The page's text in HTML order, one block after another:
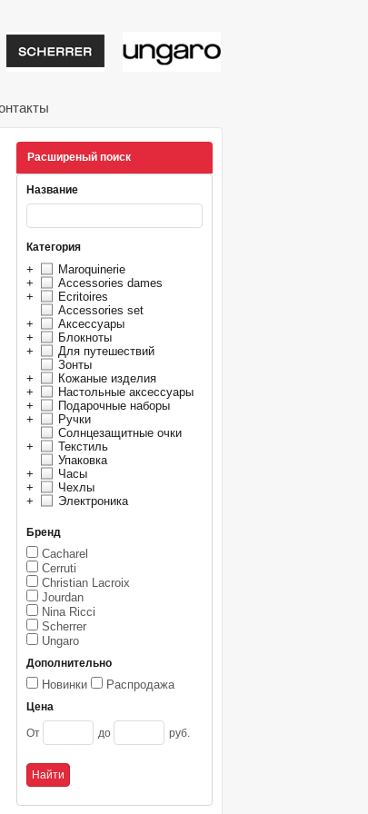
подарки от
Расширеный поиск
Название
Категория
+
Maroquinerie
+
Accessories dames
+
Ecritoires
Accessories set
+
Аксессуары
+
Блокноты
+
Для путешествий
Зонты
+
Кожаные изделия
+
Настольные аксессуары
+
Подарочные наборы
+
Ручки
Солнцезащитные очки
+
Текстиль
Упаковка
+
Часы
+
Чехлы
+
Электроника
Бренд
Cacharel
Cerruti
Christian Lacroix
Jourdan
Nina Ricci
Scherrer
Ungaro
Дополнительно
Новинки Распродажа
Цена
От до руб.